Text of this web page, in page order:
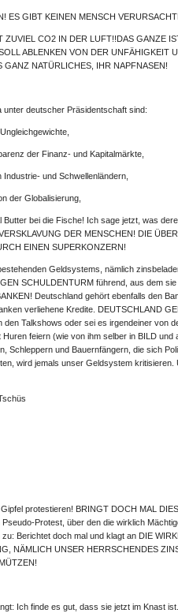
ES GIBT KEINEN MENSCH
ZUVIEL CO2 IN DER LUFT!!DAS GANZE
ABLENKEN VON DER UNFÄHIGKEIT
GANZ NATÜRLICHES, IHR NAPFNASEN!
unter deutscher Präsidentschaft sind:
der Finanz- und Kapitalmärkte,
Industrie- und Schwellenländern,
der Globalisierung,
Butter bei die Fische! Ich sage jetzt, was
DER MENSCHEN! DIE
EINEN SUPERKONZERN!
Geldsystems, nämlich
SCHULDENTURM führend, aus dem
Deutschland gehört ebenfalls den
verliehene Kredite. DEUTSCHLAND
den Talkshows oder sei es irgendeiner von
feiern (wie von ihm selber in BILD
Schleppern und Bauernfängern, die sich
wird jemals unser Geldsystem
protestieren! BRINGT DOCH MAL
Protest, über den die wirklich
Berichtet doch mal und klagt an DIE
NÄMLICH UNSER HERRSCHENDES
Ich finde es gut, dass sie jetzt im Knast